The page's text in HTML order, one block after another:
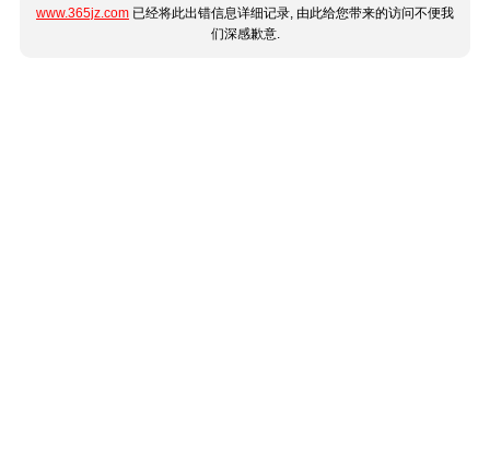
www.365jz.com 已经将此出错信息详细记录, 由此给您带来的访问不便我
们深感歉意.